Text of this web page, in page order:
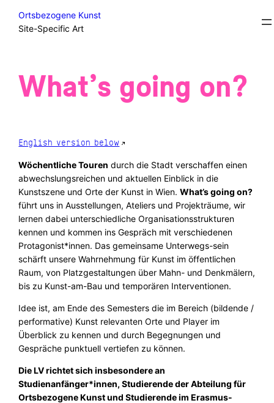
SkipCourses
What’s going on?
English version below
Wöchentliche Touren durch die Stadt verschaffen einen
abwechslungsreichen und aktuellen Einblick in die
Kunstszene und Orte der Kunst in Wien.What’s going on?
führt uns in Ausstellungen, Ateliers und Projekträume, wir
lernen dabei unterschiedliche Organisationsstrukturen
kennen und kommen ins Gespräch mit verschiedenen
Protagonist*innen. Das gemeinsame Unterwegs-sein
schärft unsere Wahrnehmung für Kunst im öffentlichen
Raum, von Platzgestaltungen über Mahn- und Denkmälern,
bis zu Kunst-am-Bau und temporären Interventionen.
Idee ist, am Ende des Semesters die im Bereich (bildende /
performative) Kunst relevanten Orte und Player im
Überblick zu kennen und durch Begegnungen und
Gespräche punktuell vertiefen zu können.
Die LV richtet sich insbesondere an
Studienanfänger*innen, Studierende der Abteilung für
Ortsbezogene Kunst und Studierende im Erasmus-
Ortsbezogene Kunst
Site-Specific Art